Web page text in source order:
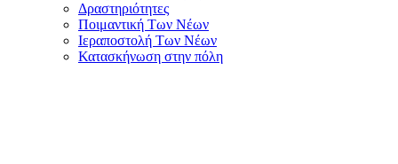
Δραστηριότητες
Ποιμαντική Των Νέων
Ιεραποστολή Των Νέων
Κατασκήνωση στην πόλη